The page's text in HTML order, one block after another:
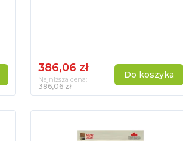
386,06 zł
Najniższa cena:
386,06 zł
Do koszyka